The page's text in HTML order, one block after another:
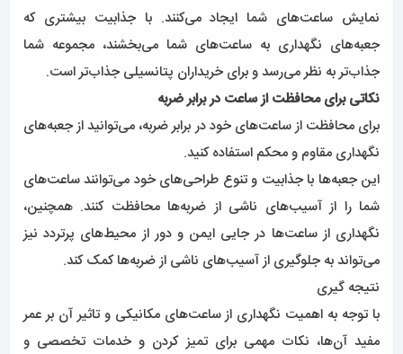
نمایش ساعت‌های شما ایجاد می‌کنند. با جذابیت بیشتری که
جعبه‌های نگهداری به ساعت‌های شما می‌بخشند، مجموعه شما
جذاب‌تر به نظر می‌رسد و برای خریداران پتانسیلی جذاب‌تر است.
نکاتی برای محافظت از ساعت در برابر ضربه
برای محافظت از ساعت‌های خود در برابر ضربه، می‌توانید از جعبه‌های
نگهداری مقاوم و محکم استفاده کنید.
این جعبه‌ها با جذابیت و تنوع طراحی‌های خود می‌توانند ساعت‌های
شما را از آسیب‌های ناشی از ضربه‌ها محافظت کنند. همچنین،
نگهداری از ساعت‌ها در جایی ایمن و دور از محیط‌های پرتردد نیز
می‌تواند به جلوگیری از آسیب‌های ناشی از ضربه‌ها کمک کند.
نتیجه گیری
با توجه به اهمیت نگهداری از ساعت‌های مکانیکی و تاثیر آن بر عمر
مفید آن‌ها، نکات مهمی برای تمیز کردن و خدمات تخصصی و